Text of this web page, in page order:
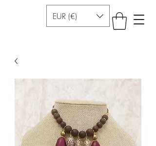
EUR (€)